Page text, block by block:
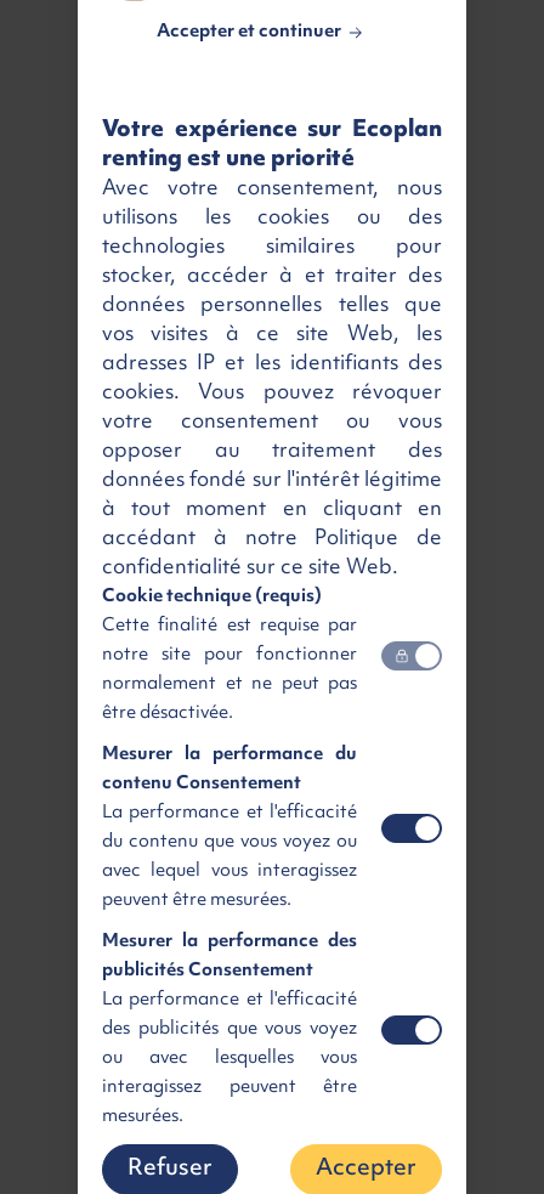
VOTRE RETOUR GAGNANT
2 285 €
Caractéristiques
Kilométrage
Véhicule neuf
MEC
26/05/2025
Nombres de portes
5
Nombres de places
2
Couleur
Blanc
Émission CO2
118 g/km
Critair
1
Energie
Essence
Puissance fiscale
5 cv / 91 ch
Boite de vitesse
Livraison partout en France
LivraisonEcoplan Renting
Paris sud
Agence de livraison
Gratuit
Rennes
Agence de livraison
dès 165 €
Livraison à domicile
Ile de France
Région parisienne
dès 59 € HT
Toute la France
Livraison à domicile
Livraison enPoint Relaispartout en
France à partir de :
Accepter et continuer
Votre expérience sur Ecoplan
renting est une priorité
Avec votre consentement, nous
utilisons les cookies ou des
technologies similaires pour
stocker, accéder à et traiter des
données personnelles telles que
vos visites à ce site Web, les
adresses IP et les identifiants des
cookies. Vous pouvez révoquer
votre consentement ou vous
opposer au traitement des
données fondé sur l'intérêt légitime
à tout moment en cliquant en
accédant à notre Politique de
confidentialité sur ce site Web.
Cookie technique (requis)
Cette finalité est requise par
notre site pour fonctionner
normalement et ne peut pas
être désactivée.
Mesurer la performance du
contenu Consentement
La performance et l'efficacité
du contenu que vous voyez ou
avec lequel vous interagissez
peuvent être mesurées.
Mesurer la performance des
publicités Consentement
La performance et l'efficacité
des publicités que vous voyez
ou avec lesquelles vous
interagissez peuvent être
mesurées.
Refuser Accepter